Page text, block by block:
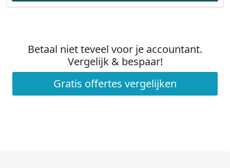
Betaal niet teveel voor je accountant.
Vergelijk & bespaar!
Gratis offertes vergelijken